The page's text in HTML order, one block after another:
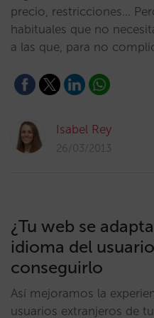
precio, restricciones…
habituales que no
a las que, para no
Isabel Rey
26/03/2013
¿Tu web se
idioma del
conseguirlo
Así mejoramos la
usuarios extranjeros de